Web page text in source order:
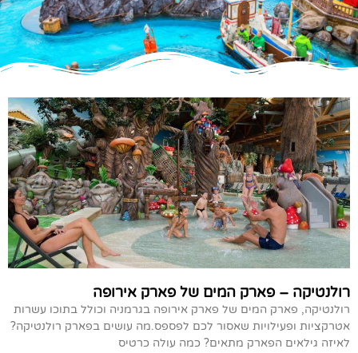
רולנטיקה – פארק המים של פארק אירופה
רולנטיקה, פארק המים של פארק אירופה בגרמניה וכולל בתוכו עשרות
אטרקציות ופעילויות שאסור לכם לפספס.מה עושים בפארק רולנטיקה?
לאיזה גילאים הפארק מתאים? כמה עולה כרטיס